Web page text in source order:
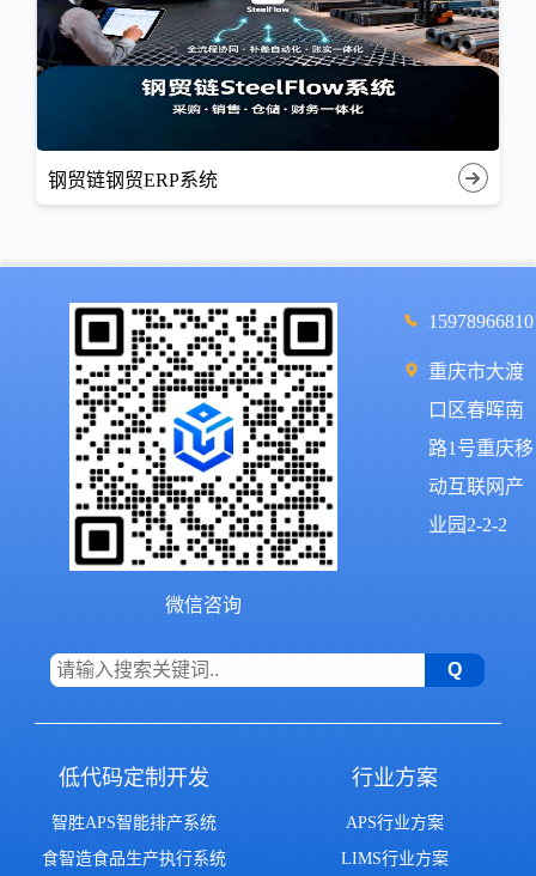
钢贸链钢贸ERP系统
微信咨询
15978966810
重庆市大渡
口区春晖南
路1号重庆移
动互联网产
业园2-2-2
低代码定制开发
智胜APS智能排产系统
食智造食品生产执行系统
行业方案
APS行业方案
LIMS行业方案